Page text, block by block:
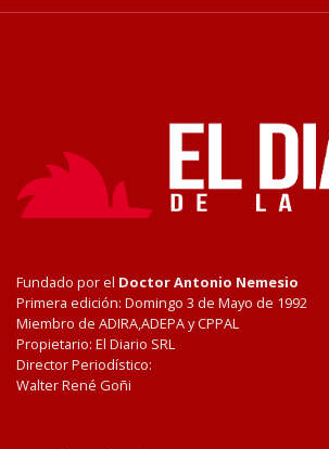
Fundado por el Doctor Antonio Nemesio
Primera edición: Domingo 3 de Mayo de 1992
Miembro de ADIRA,ADEPA y CPPAL
Propietario: El Diario SRL
Director Periodístico:
Walter René Goñi